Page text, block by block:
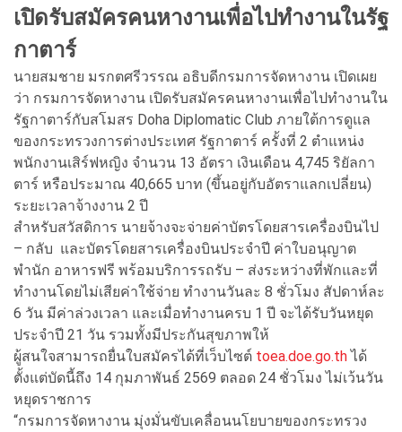
เปิดรับสมัครคนหางานเพื่อไปทำงานในรัฐ
กาตาร์
นายสมชาย มรกตศรีวรรณ อธิบดีกรมการจัดหางาน เปิดเผย
ว่า กรมการจัดหางาน เปิดรับสมัครคนหางานเพื่อไปทำงานใน
รัฐกาตาร์กับสโมสร Doha Diplomatic Club ภายใต้การดูแล
ของกระทรวงการต่างประเทศ รัฐกาตาร์ ครั้งที่ 2 ตำแหน่ง
พนักงานเสิร์ฟหญิง จำนวน 13 อัตรา เงินเดือน 4,745 ริยัลกา
ตาร์ หรือประมาณ 40,665 บาท (ขึ้นอยู่กับอัตราแลกเปลี่ยน)
ระยะเวลาจ้างงาน 2 ปี
สำหรับสวัสดิการ นายจ้างจะจ่ายค่าบัตรโดยสารเครื่องบินไป
– กลับ และบัตรโดยสารเครื่องบินประจำปี ค่าใบอนุญาต
พำนัก อาหารฟรี พร้อมบริการรถรับ – ส่งระหว่างที่พักและที่
ทำงานโดยไม่เสียค่าใช้จ่าย ทำงานวันละ 8 ชั่วโมง สัปดาห์ละ
6 วัน มีค่าล่วงเวลา และเมื่อทำงานครบ 1 ปี จะได้รับวันหยุด
ประจำปี 21 วัน รวมทั้งมีประกันสุขภาพให้
ผู้สนใจสามารถยื่นใบสมัครได้ที่เว็บไซต์ toea.doe.go.thได้
ตั้งแต่บัดนี้ถึง 14 กุมภาพันธ์ 2569 ตลอด 24 ชั่วโมง ไม่เว้นวัน
หยุดราชการ
“กรมการจัดหางาน มุ่งมั่นขับเคลื่อนนโยบายของกระทรวง